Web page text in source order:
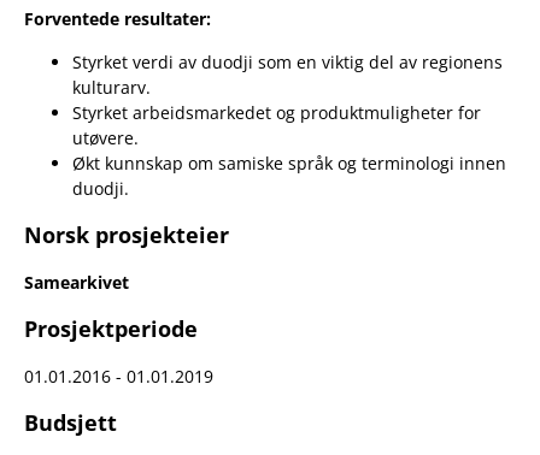
Forventede resultater:
Styrket verdi av duodji som en viktig del av regionens
kulturarv.
Styrket arbeidsmarkedet og produktmuligheter for
utøvere.
Økt kunnskap om samiske språk og terminologi innen
duodji.
Norsk prosjekteier
Samearkivet
Prosjektperiode
01.01.2016 - 01.01.2019
Budsjett